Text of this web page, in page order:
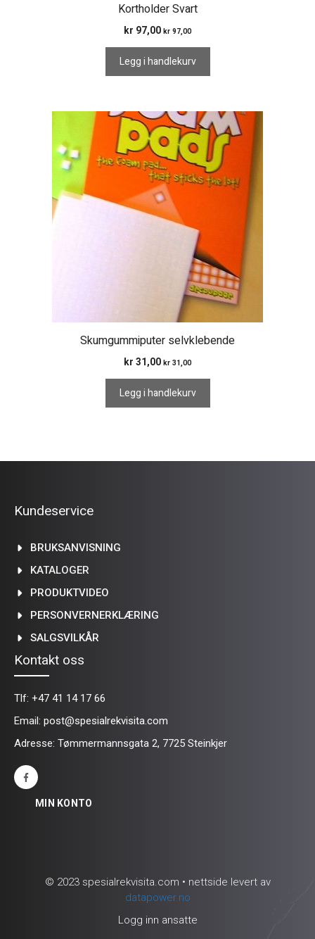
Kortholder Svart
kr 97,00 kr 97,00
Legg i handlekurv
Skumgummiputer selvklebende
kr 31,00 kr 31,00
Legg i handlekurv
Kundeservice
BRUKSANVISNING
KATALOGER
PRODUKTVIDEO
PERSONVERNERKLÆRING
SALGSVILKÅR
Kontakt oss
Tlf: +47 41 14 17 66
Email: post@spesialrekvisita.com
Adresse: Tømmermannsgata 2, 7725 Steinkjer
MIN KONTO
© 2023 spesialrekvisita.com • nettside levert av
datapower.no
Logg inn ansatte